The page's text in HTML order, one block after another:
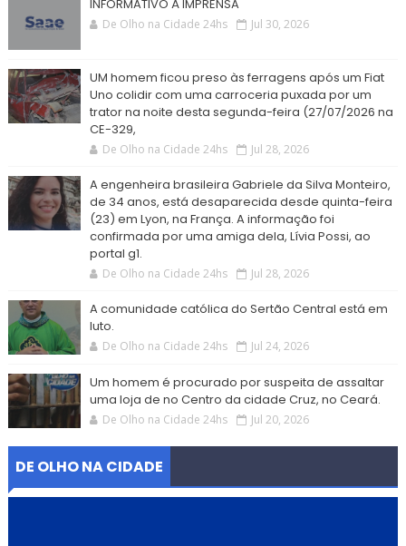
INFORMATIVO À IMPRENSA
De Olho na Cidade 24hs Jul 30, 2026
UM homem ficou preso às ferragens após um Fiat
Uno colidir com uma carroceria puxada por um
trator na noite desta segunda-feira (27/07/2026 na
CE-329,
De Olho na Cidade 24hs Jul 28, 2026
A engenheira brasileira Gabriele da Silva Monteiro,
de 34 anos, está desaparecida desde quinta-feira
(23) em Lyon, na França. A informação foi
confirmada por uma amiga dela, Lívia Possi, ao
portal g1.
De Olho na Cidade 24hs Jul 28, 2026
A comunidade católica do Sertão Central está em
luto.
De Olho na Cidade 24hs Jul 24, 2026
Um homem é procurado por suspeita de assaltar
uma loja de no Centro da cidade Cruz, no Ceará.
De Olho na Cidade 24hs Jul 20, 2026
DE OLHO NA CIDADE